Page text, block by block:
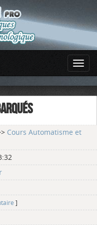
Cours Automatisme et
]